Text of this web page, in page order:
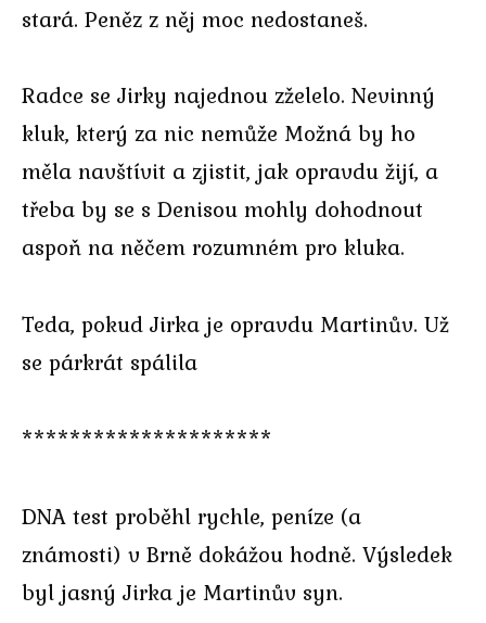
stará. Peněz z něj moc nedostaneš.
Radce se Jirky najednou zželelo. Nevinný
kluk, který za nic nemůže Možná by ho
měla navštívit a zjistit, jak opravdu žijí, a
třeba by se s Denisou mohly dohodnout
aspoň na něčem rozumném pro kluka.
Teda, pokud Jirka je opravdu Martinův. Už
se párkrát spálila
*********************
DNA test proběhl rychle, peníze (a
známosti) v Brně dokážou hodně. Výsledek
byl jasný Jirka je Martinův syn.